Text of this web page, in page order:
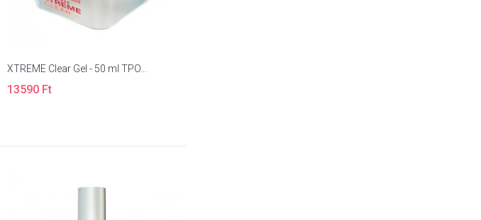
XTREME Clear Gel - 50 ml TPO...
13590 Ft